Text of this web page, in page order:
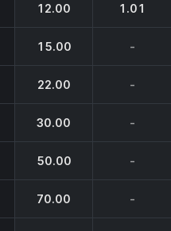
12.00 1.01
15.00 -
22.00 -
30.00 -
50.00 -
70.00 -